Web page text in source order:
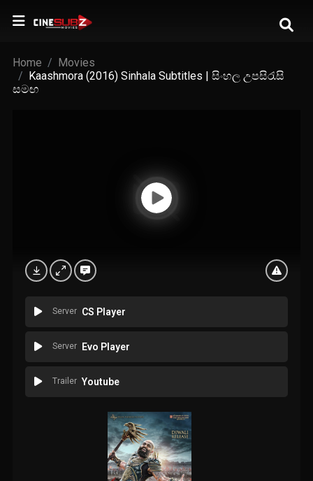
Home
Movies
Kaashmora (2016) Sinhala Subtitles | සිංහල උපසිරැසි
සමඟ
Server CS Player
Server Evo Player
Trailer Youtube